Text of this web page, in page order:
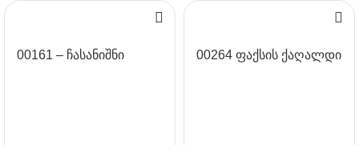
00161 – ჩასანიშნი
00264 ფაქსის ქაღალდი